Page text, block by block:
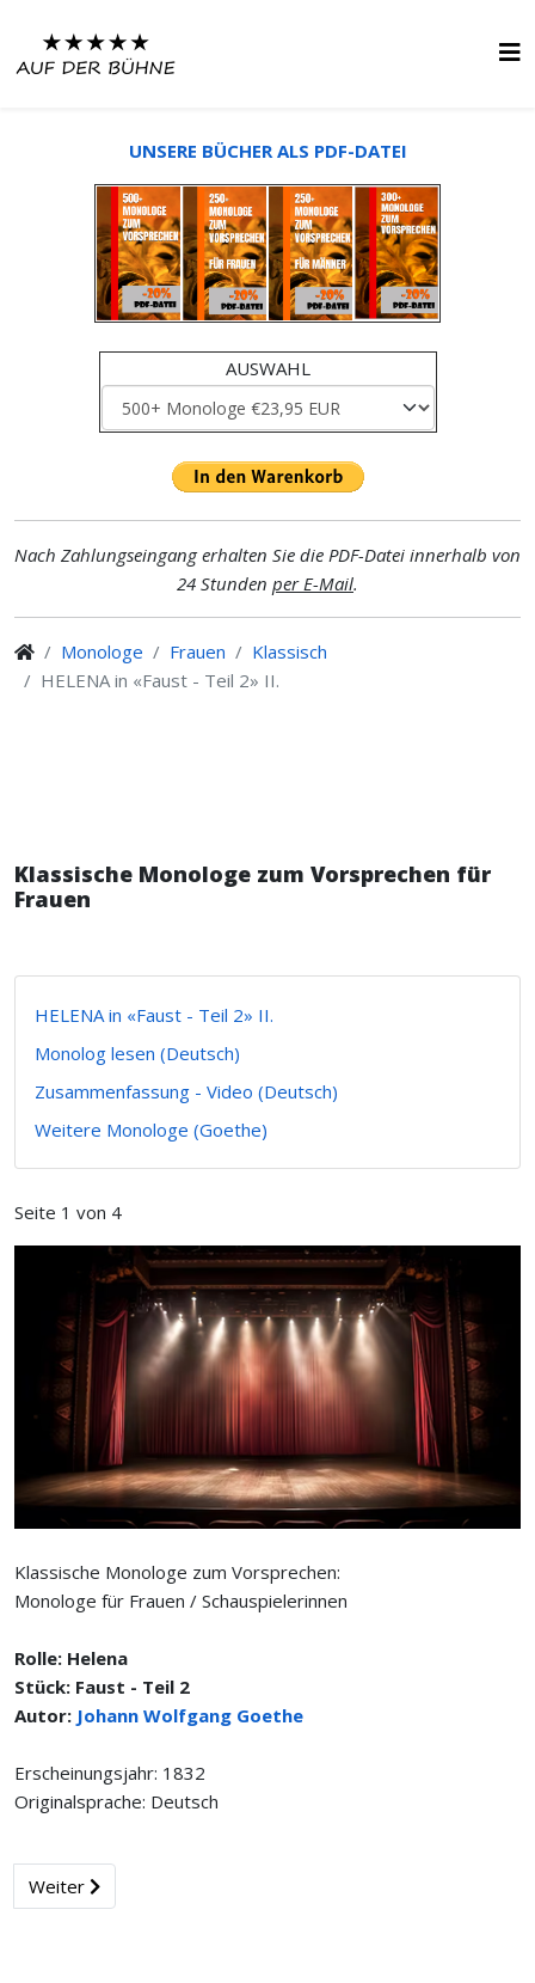
UNSERE BÜCHER ALS PDF-DATEI
AUSWAHL
Nach Zahlungseingang erhalten Sie die PDF-Datei innerhalb von
24 Stunden per E-Mail.
Monologe Frauen
Klassisch
HELENA in «Faust - Teil 2» II.
Klassische Monologe zum Vorsprechen für
Frauen
HELENA in «Faust - Teil 2» II.
Monolog lesen (Deutsch)
Zusammenfassung - Video (Deutsch)
Weitere Monologe (Goethe)
Seite 1 von 4
Klassische Monologe zum Vorsprechen:
Monologe für Frauen / Schauspielerinnen
Rolle: Helena
Stück: Faust - Teil 2
Autor: Johann Wolfgang Goethe
Erscheinungsjahr: 1832
Originalsprache: Deutsch
Weiter